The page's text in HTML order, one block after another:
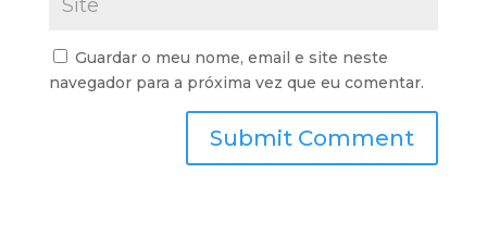
Guardar o meu nome, email e site neste
navegador para a próxima vez que eu comentar.